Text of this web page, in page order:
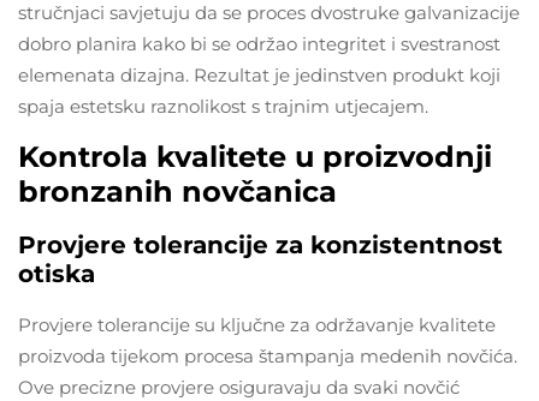
stručnjaci savjetuju da se proces dvostruke galvanizacije
dobro planira kako bi se održao integritet i svestranost
elemenata dizajna. Rezultat je jedinstven produkt koji
spaja estetsku raznolikost s trajnim utjecajem.
Kontrola kvalitete u proizvodnji
bronzanih novčanica
Provjere tolerancije za konzistentnost
otiska
Provjere tolerancije su ključne za održavanje kvalitete
proizvoda tijekom procesa štampanja medenih novčića.
Ove precizne provjere osiguravaju da svaki novčić